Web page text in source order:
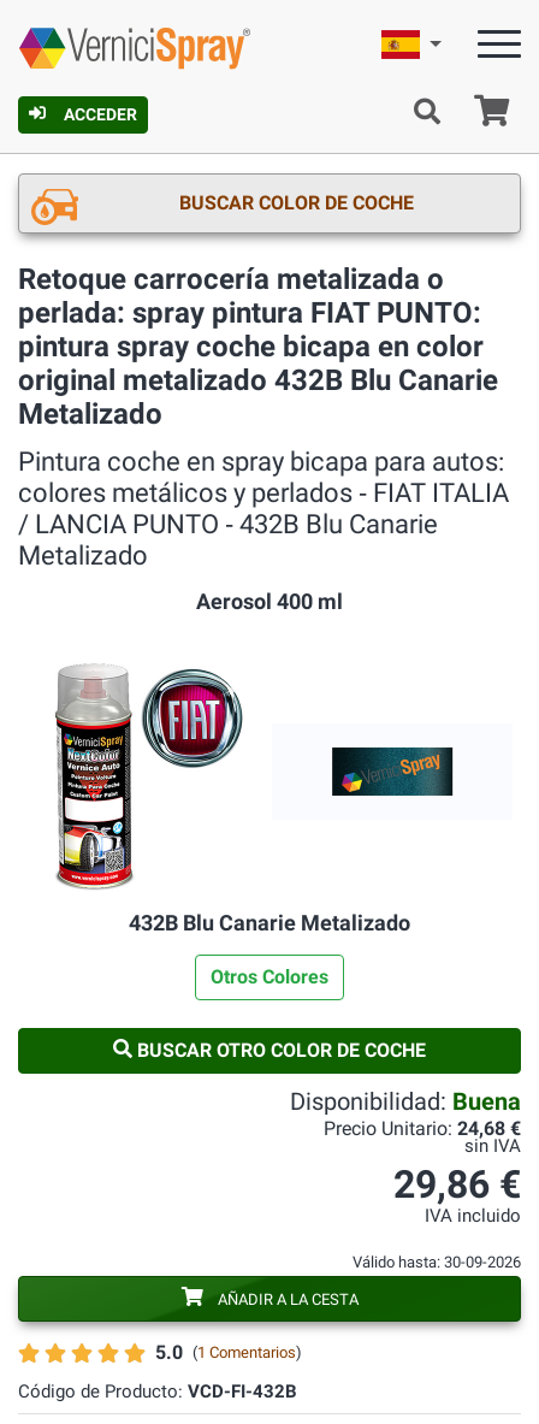
ACCEDER
Español
BUSCAR COLOR DE COCHE
Retoque carrocería metalizada o
perlada: spray pintura FIAT PUNTO:
pintura spray coche bicapa en color
original metalizado 432B Blu Canarie
Metalizado
Pintura coche en spray bicapa para autos:
colores metálicos y perlados ‐ FIAT ITALIA
/ LANCIA PUNTO ‐ 432B Blu Canarie
Metalizado
Aerosol 400 ml
432B Blu Canarie Metalizado
Otros Colores
BUSCAR OTRO COLOR DE COCHE
5.0 (1 Comentarios)
Código de Producto: VCD-FI-432B
Disponibilidad: Buena
Precio Unitario: 24,68 €
sin IVA
29,86 €
IVA incluido
Válido hasta: 30-09-2026
AÑADIR A LA CESTA